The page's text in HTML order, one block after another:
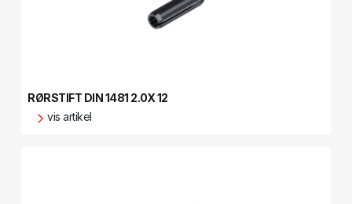
RØRSTIFT DIN 1481 2.0X 12
vis artikel